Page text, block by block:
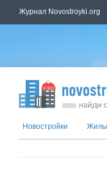
Журнал Novostroyki.org
Новостройки